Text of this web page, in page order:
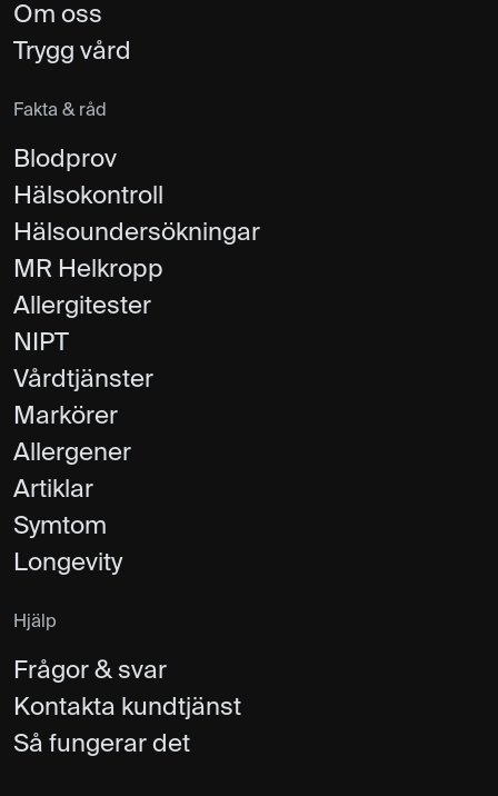
Om oss
Trygg vård
Fakta & råd
Blodprov
Hälsokontroll
Hälsoundersökningar
MR Helkropp
Allergitester
NIPT
Vårdtjänster
Markörer
Allergener
Artiklar
Symtom
Longevity
Hjälp
Frågor & svar
Kontakta kundtjänst
Så fungerar det